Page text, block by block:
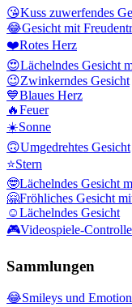
😘Kuss zuwerfendes
😂Gesicht mit
❤️Rotes Herz
😍Lächelndes Gesicht
😉Zwinkerndes Gesicht
💙Blaues Herz
🔥Feuer
☀️Sonne
🙃Umgedrehtes Gesicht
⭐Stern
🤓Lächelndes Gesicht
🤗Fröhliches Gesicht
☺️Lächelndes Gesicht
🎮Videospiele-
Sammlungen
😂Smileys und